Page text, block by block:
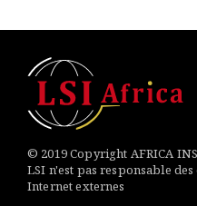
© 2019 Copyright AFRICA
LSI n'est pas responsable
Internet externes